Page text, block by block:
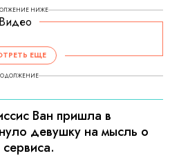
НИЖЕ
Видео
ЕЩЕ
Ван пришла в
девушку на мысль о